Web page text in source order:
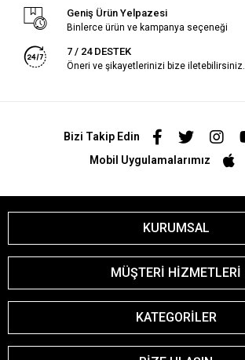
Geniş Ürün Yelpazesi
Binlerce ürün ve kampanya seçeneği
7 / 24 DESTEK
Öneri ve şikayetlerinizi bize iletebilirsiniz.
Bizi Takip Edin
Mobil Uygulamalarımız
KURUMSAL
MÜŞTERİ HİZMETLERİ
KATEGORİLER